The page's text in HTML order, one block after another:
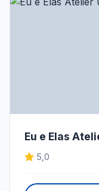
Eu e Elas
5,0